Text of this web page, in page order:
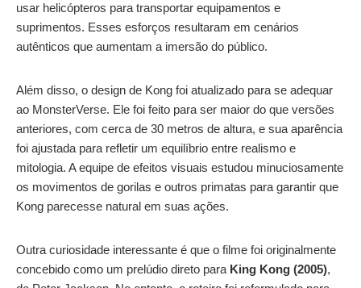
usar helicópteros para transportar equipamentos e
suprimentos. Esses esforços resultaram em cenários
autênticos que aumentam a imersão do público.
Além disso, o design de Kong foi atualizado para se adequar
ao MonsterVerse. Ele foi feito para ser maior do que versões
anteriores, com cerca de 30 metros de altura, e sua aparência
foi ajustada para refletir um equilíbrio entre realismo e
mitologia. A equipe de efeitos visuais estudou minuciosamente
os movimentos de gorilas e outros primatas para garantir que
Kong parecesse natural em suas ações.
Outra curiosidade interessante é que o filme foi originalmente
concebido como um prelúdio direto para King Kong (2005),